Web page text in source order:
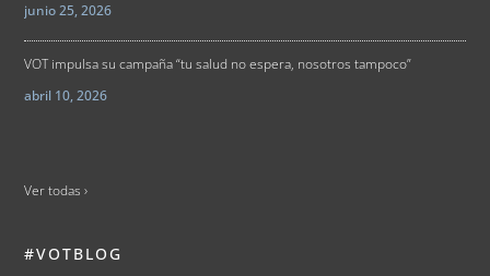
junio 25, 2026
VOT impulsa su campaña “tu salud no espera, nosotros tampoco”
abril 10, 2026
Ver todas ›
#VOTBLOG